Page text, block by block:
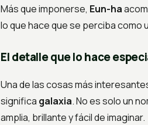
Más que imponerse, Eun-ha
lo que hace que se perciba
El detalle que lo hace
Una de las cosas más
significa galaxia. No es solo un
amplia, brillante y fácil de imaginar.